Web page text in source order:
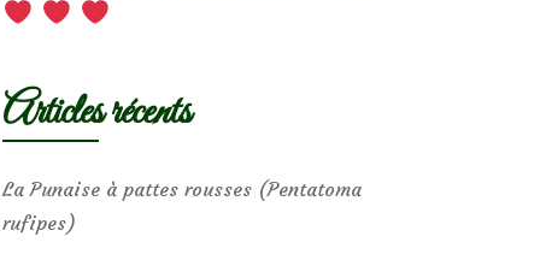
Articles récents
La Punaise à pattes rousses (Pentatoma
rufipes)